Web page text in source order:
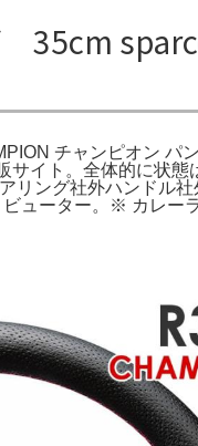
チャンピオン
サイト。全体的に状
リング社外ハンドル
ビューター。※ カレ